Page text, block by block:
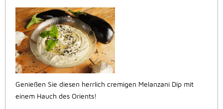
Genießen Sie diesen herrlich cremigen Melanzani Dip mit
einem Hauch des Orients!